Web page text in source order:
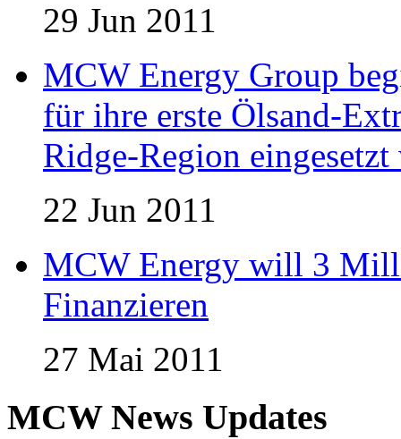
29 Jun 2011
MCW Energy Group
für ihre erste Ölsand-
Ridge-Region
22 Jun 2011
MCW Energy will 3
Finanzieren
27 Mai 2011
MCW News Updates